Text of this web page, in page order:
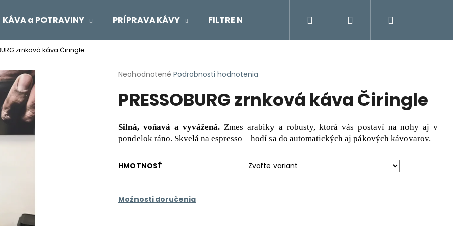
KÁVA a POTRAVINY PRÍPRAVA KÁVY FILTRE NA VODU ÚDRŽBA KÁVOVARU
Hľadať Prihlásenie
zrnková káva Čiringle
Priemerné
produktu
je
z
5
hviezdičiek.
Neohodnotené Podrobnosti hodnotenia
PRESSOBURG zrnková káva Čiringle
Silná, voňavá a vyvážená. Zmes arabiky a robusty, ktorá vás postaví na nohy aj v
pondelok ráno. Skvelá na espresso – hodí sa do automatických aj pákových kávovarov.
HMOTNOSŤ
Možnosti doručenia
Čo potrebujete nájsť?
HĽADAŤ